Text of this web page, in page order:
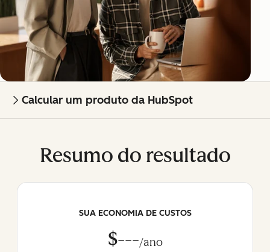
Calcular um produto da HubSpot
Resumo do resultado
SUA ECONOMIA DE CUSTOS
$---/ano